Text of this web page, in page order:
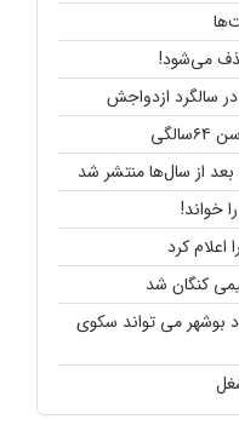
می‌شود!
سالگرد ازدواجش
از سال‌ها منتشر شد
خواند!
اعلام کرد
کنگان شد
بوشهر می تواند سکوی